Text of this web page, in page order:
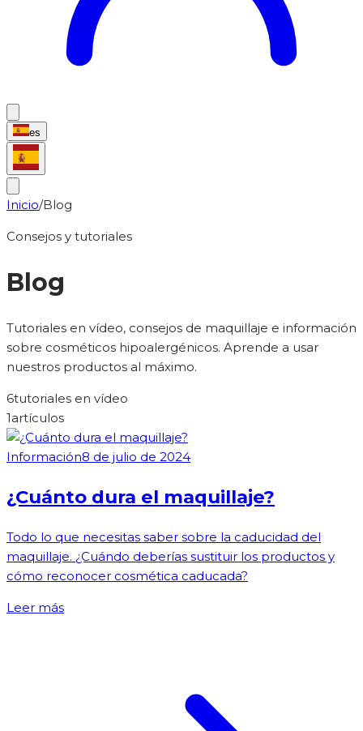
es
Inicio/Blog
Consejos y tutoriales
Blog
Tutoriales en vídeo, consejos de maquillaje e información
sobre cosméticos hipoalergénicos. Aprende a usar
nuestros productos al máximo.
6tutoriales en vídeo
1artículos
Información8 de julio de 2024
¿Cuánto dura el maquillaje?
Todo lo que necesitas saber sobre la caducidad del
maquillaje. ¿Cuándo deberías sustituir los productos y
cómo reconocer cosmética caducada?
Leer más